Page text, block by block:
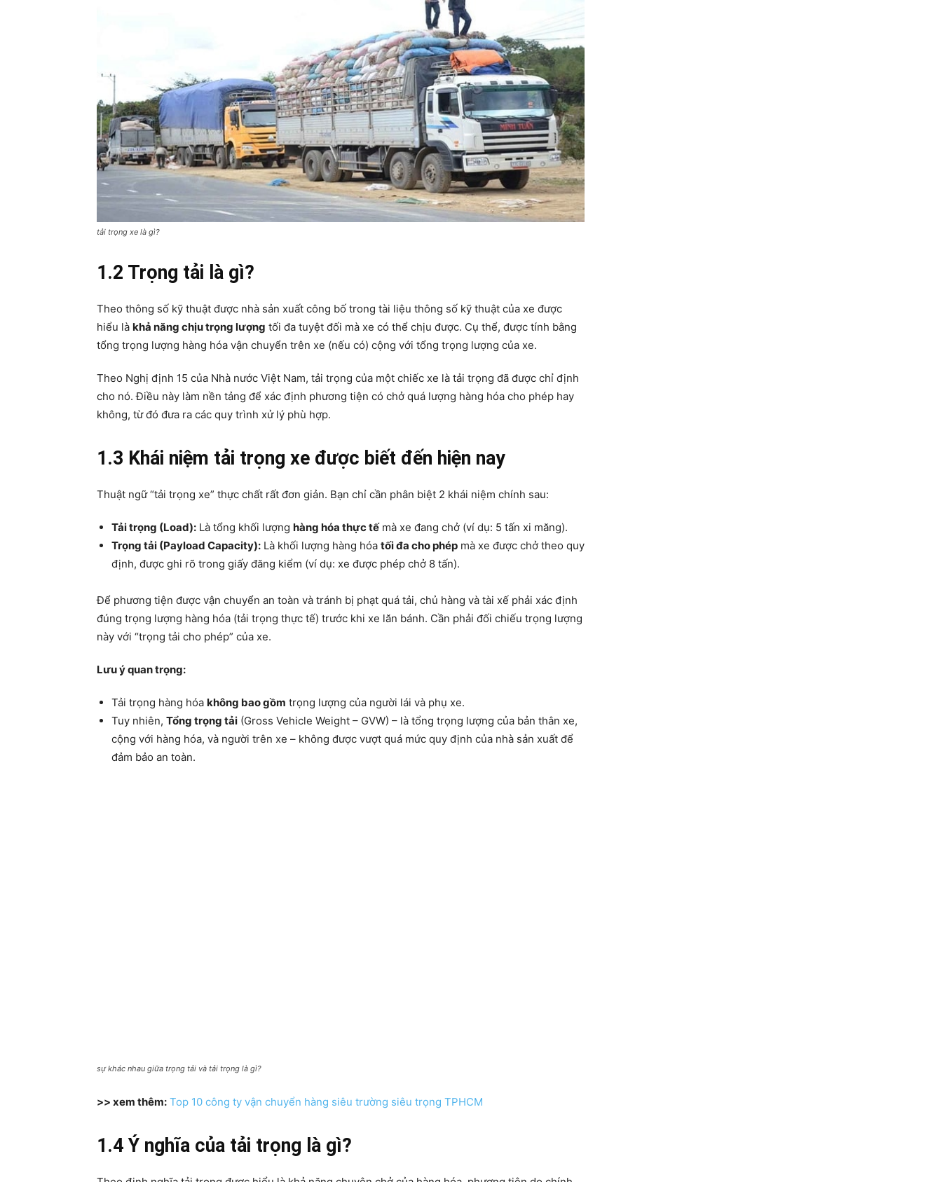
tải trọng xe là gì?
1.2 Trọng tải là gì?
Theo thông số kỹ thuật được nhà sản xuất công bố trong tài liệu thông số kỹ thuật của xe được
hiểu là khả năng chịu trọng lượng tối đa tuyệt đối mà xe có thể chịu được. Cụ thể, được tính bằng
tổng trọng lượng hàng hóa vận chuyển trên xe (nếu có) cộng với tổng trọng lượng của xe.
Theo Nghị định 15 của Nhà nước Việt Nam, tải trọng của một chiếc xe là tải trọng đã được chỉ định
cho nó. Điều này làm nền tảng để xác định phương tiện có chở quá lượng hàng hóa cho phép hay
không, từ đó đưa ra các quy trình xử lý phù hợp.
1.3 Khái niệm tải trọng xe được biết đến hiện nay
Thuật ngữ “tải trọng xe” thực chất rất đơn giản. Bạn chỉ cần phân biệt 2 khái niệm chính sau:
Tải trọng (Load): Là tổng khối lượng hàng hóa thực tếmà xe đang chở (ví dụ: 5 tấn xi măng).
Trọng tải (Payload Capacity): Là khối lượng hàng hóa tối đa cho phép mà xe được chở theo quy
định, được ghi rõ trong giấy đăng kiểm (ví dụ: xe được phép chở 8 tấn).
Để phương tiện được vận chuyển an toàn và tránh bị phạt quá tải, chủ hàng và tài xế phải xác định
đúng trọng lượng hàng hóa (tải trọng thực tế) trước khi xe lăn bánh. Cần phải đối chiếu trọng lượng
này với “trọng tải cho phép” của xe.
Lưu ý quan trọng:
Tải trọng hàng hóa không bao gồm trọng lượng của người lái và phụ xe.
Tuy nhiên, Tổng trọng tải (Gross Vehicle Weight – GVW) – là tổng trọng lượng của bản thân xe,
cộng với hàng hóa, và người trên xe – không được vượt quá mức quy định của nhà sản xuất để
đảm bảo an toàn.
sự khác nhau giữa trọng tải và tải trọng là gì?
>> xem thêm: Top 10 công ty vận chuyển hàng siêu trường siêu trọng TPHCM
1.4 Ý nghĩa của tải trọng là gì?